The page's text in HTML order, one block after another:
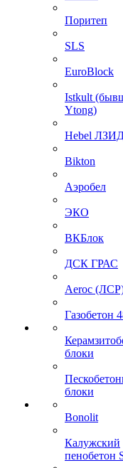
Поритеп
SLS
EuroBlock
Istkult
Ytong)
Hebel
Bikton
Аэробел
ЭКО
ВКБлок
ДСК ГРАС
Aeroc
Газобетон
блоки
блоки
Bonolit
Калужский
пенобетон